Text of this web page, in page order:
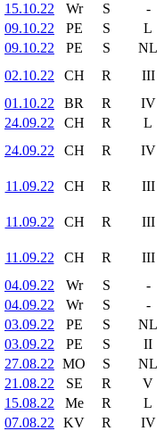
15.10.22
Wr S -
09.10.22
PE S L
09.10.22
PE S NL
02.10.22
CH R III
01.10.22
BR R IV
24.09.22
CH R L
24.09.22
CH R IV
11.09.22 CH R III
11.09.22 CH R III
11.09.22 CH R III
04.09.22
Wr S -
04.09.22
Wr S -
03.09.22
PE S NL
03.09.22
PE S II
27.08.22 MO S NL
21.08.22
SE R V
15.08.22
Me R L
07.08.22
KV R IV